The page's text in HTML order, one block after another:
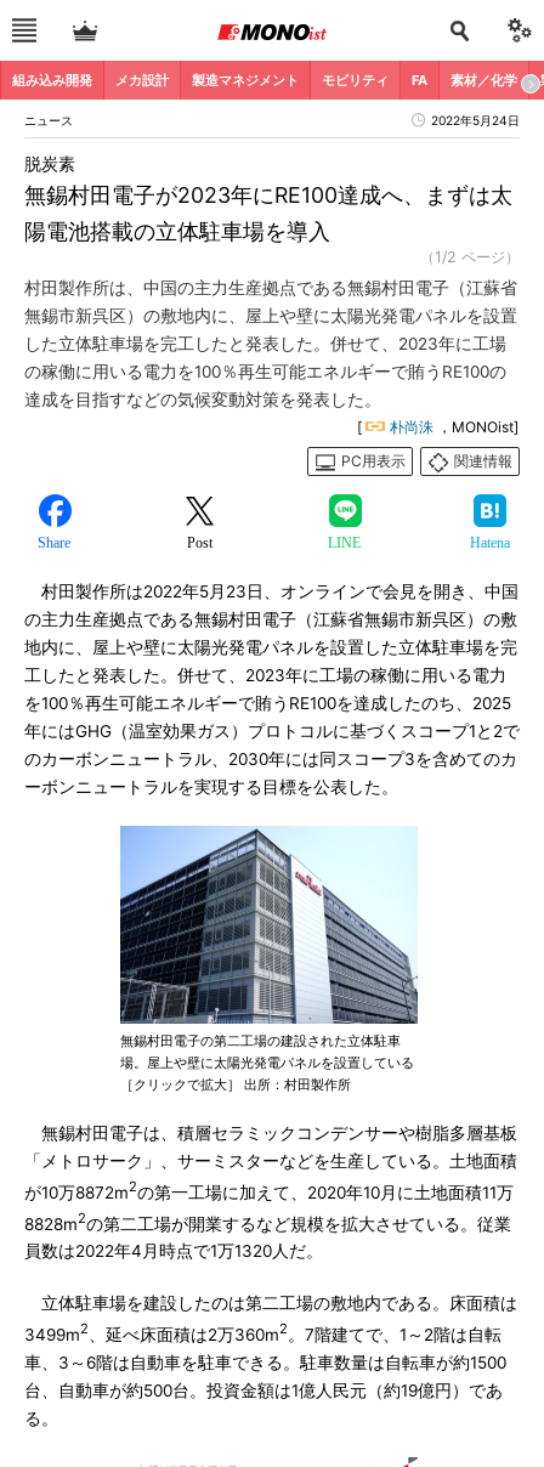
組み込み開発 メカ設計 製造マネジメント モビリティ FA 素材／化学
ニュース 2022年5月24日
無錫村田電子が2023年にRE100達成へ、まずは太
陽電池搭載の立体駐車場を導入
脱炭素
（1/2 ページ）
村田製作所は、中国の主力生産拠点である無錫村田電子（江蘇省
無錫市新呉区）の敷地内に、屋上や壁に太陽光発電パネルを設置
した立体駐車場を完工したと発表した。併せて、2023年に工場
の稼働に用いる電力を100％再生可能エネルギーで賄うRE100の
達成を目指すなどの気候変動対策を発表した。
[ 朴尚洙 ，MONOist]
PC用表示
関連情報
Share Post LINE Hatena
村田製作所は2022年5月23日、オンラインで会見を開き、中国
の主力生産拠点である無錫村田電子（江蘇省無錫市新呉区）の敷
地内に、屋上や壁に太陽光発電パネルを設置した立体駐車場を完
工したと発表した。併せて、2023年に工場の稼働に用いる電力
を100％再生可能エネルギーで賄うRE100を達成したのち、2025
年にはGHG（温室効果ガス）プロトコルに基づくスコープ1と2で
のカーボンニュートラル、2030年には同スコープ3を含めてのカ
ーボンニュートラルを実現する目標を公表した。
無錫村田電子の第二工場の建設された立体駐車
場。屋上や壁に太陽光発電パネルを設置している
［クリックで拡大］ 出所：村田製作所
無錫村田電子は、積層セラミックコンデンサーや樹脂多層基板
「メトロサーク」、サーミスターなどを生産している。土地面積
が10万8872m2の第一工場に加えて、2020年10月に土地面積11万
8828m2の第二工場が開業するなど規模を拡大させている。従業
員数は2022年4月時点で1万1320人だ。
立体駐車場を建設したのは第二工場の敷地内である。床面積は
3499m2 、延べ床面積は2万360m2 。7階建てで、1～2階は自転
車、3～6階は自動車を駐車できる。駐車数量は自転車が約1500
台、自動車が約500台。投資金額は1億人民元（約19億円）であ
る。